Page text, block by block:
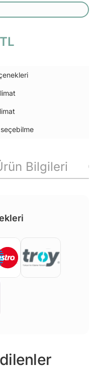
Bilgileri